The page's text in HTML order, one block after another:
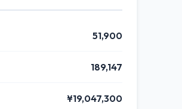
51,900
189,147
¥19,047,300